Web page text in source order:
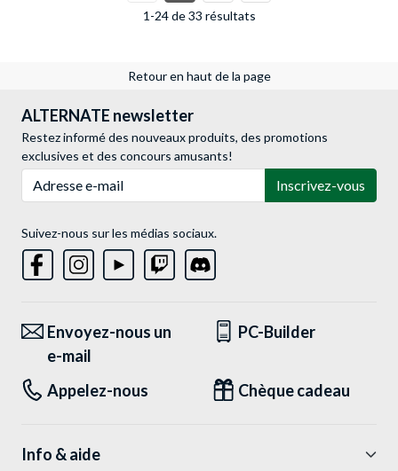
1-24 de 33 résultats
Retour en haut de la page
ALTERNATE newsletter
Restez informé des nouveaux produits, des promotions
exclusives et des concours amusants!
Inscrivez-vous
Suivez-nous sur les médias sociaux.
Envoyez-nous un
e-mail
PC-Builder
Appelez-nous Chèque cadeau
Info & aide